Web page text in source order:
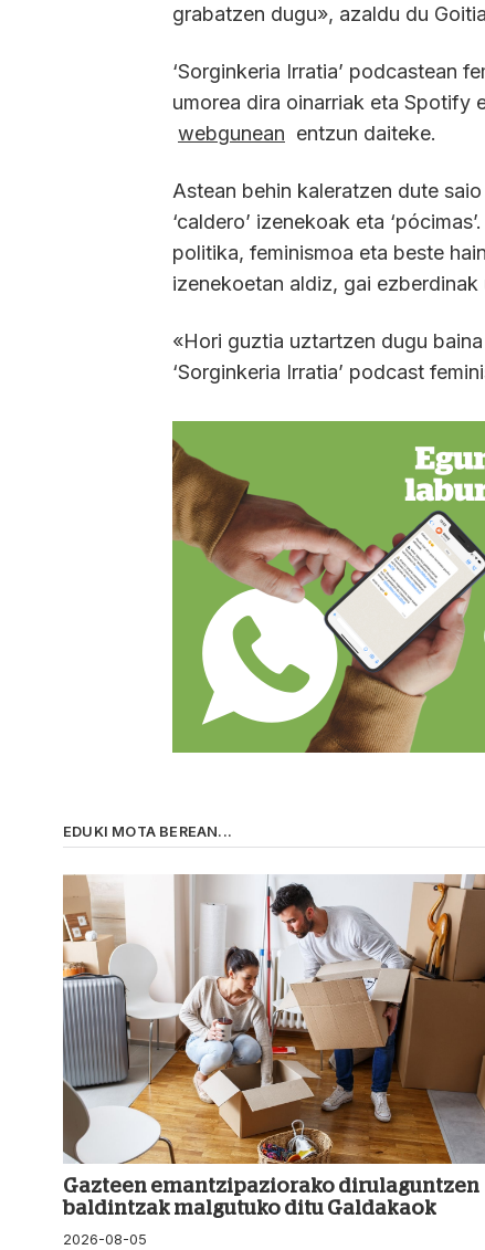
grabatzen dugu», azaldu du
‘Sorginkeria Irratia’ podcastean
umorea dira oinarriak eta Spotify
webgunean entzun daiteke.
Astean behin kaleratzen dute
‘caldero’ izenekoak eta
politika, feminismoa eta beste
izenekoetan aldiz, gai
«Hori guztia uztartzen dugu
‘Sorginkeria Irratia’ podcast
EDUKI MOTA BEREAN...
Gazteen emantzipaziorako dirulaguntzen
baldintzak malgutuko ditu Galdakaok
2026-08-05